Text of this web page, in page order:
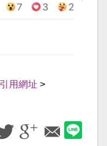
引用網址 >